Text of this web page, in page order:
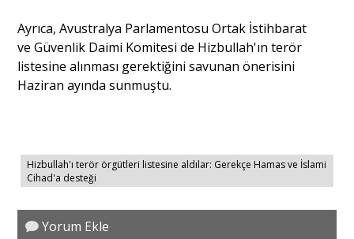
Ayrıca, Avustralya Parlamentosu Ortak İstihbarat
ve Güvenlik Daimi Komitesi de Hizbullah'ın terör
listesine alınması gerektiğini savunan önerisini
Haziran ayında sunmuştu.
Hizbullah'ı terör örgütleri listesine aldılar: Gerekçe Hamas ve İslami
Cihad'a desteği
Yorum Ekle